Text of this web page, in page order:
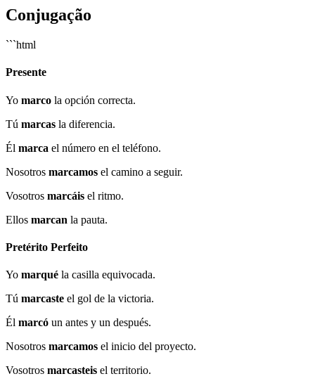
Conjugação
```html
Presente
Yo marco la opción correcta.
Tú marcas la diferencia.
Él marca el número en el teléfono.
Nosotros marcamos el camino a seguir.
Vosotros marcáis el ritmo.
Ellos marcan la pauta.
Pretérito Perfeito
Yo marqué la casilla equivocada.
Tú marcaste el gol de la victoria.
Él marcó un antes y un después.
Nosotros marcamos el inicio del proyecto.
Vosotros marcasteis el territorio.